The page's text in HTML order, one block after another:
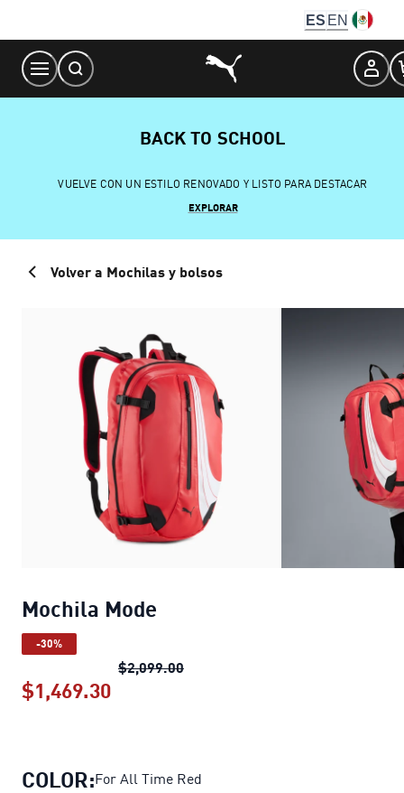
Content
ES EN
BACK TO SCHOOL
VUELVE CON UN ESTILO RENOVADO Y LISTO PARA DESTACAR
EXPLORAR
Volver a Mochilas y bolsos
Mochila Mode
-30%
$2,099.00Mochila Mode
$1,469.30
COLOR:For All Time Red